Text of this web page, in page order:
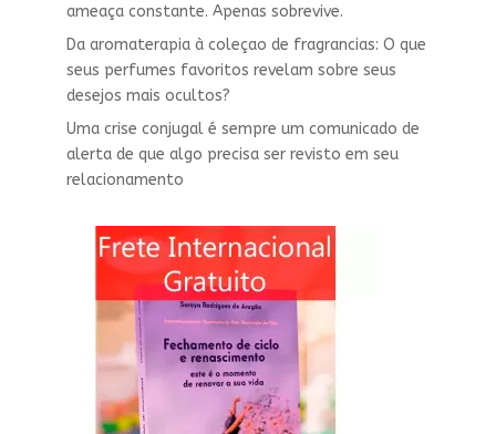
ameaça constante. Apenas sobrevive.
Da aromaterapia à coleçao de fragrancias: O que
seus perfumes favoritos revelam sobre seus
desejos mais ocultos?
Uma crise conjugal é sempre um comunicado de
alerta de que algo precisa ser revisto em seu
relacionamento